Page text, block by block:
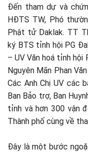
Đến tham dự và
HĐTS TW, Phó
Phật tử Daklak. TT
ký BTS tỉnh hội PG
– UV Văn hoá tỉnh hội
Nguyên Mãn Phan
Các Anh Chị UV các
Ban Bảo trợ, Ban
tỉnh và hơn 300 vận
Thành phố cùng về
Đây là một bước